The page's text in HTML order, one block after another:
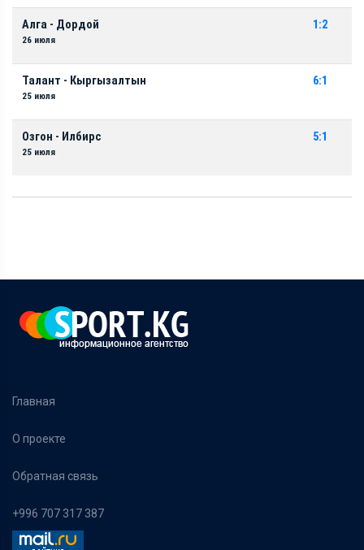
Алга - Дордой
26 июля
1:2
Талант - Кыргызалтын
25 июля
6:1
Озгон - Илбирс
25 июля
5:1
Главная
О проекте
Обратная связь
+996 707 317 387